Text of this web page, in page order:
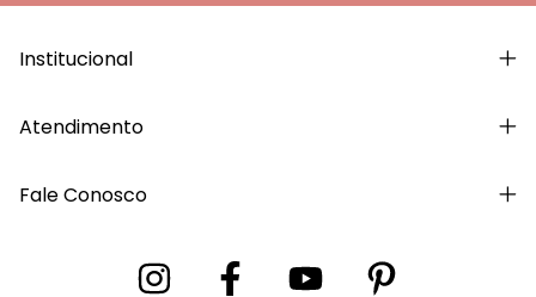
Institucional
Atendimento
Fale Conosco